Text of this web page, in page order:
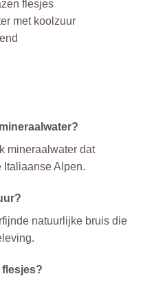
flesjes
met koolzuur
mineraalwater dat
Italiaanse Alpen.
natuurlijke bruis die
flesjes?